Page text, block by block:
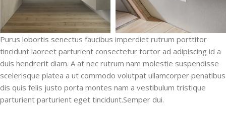
Purus lobortis senectus faucibus imperdiet rutrum porttitor
tincidunt laoreet parturient consectetur tortor ad adipiscing id a
duis hendrerit diam. A at nec rutrum nam molestie suspendisse
scelerisque platea a ut commodo volutpat ullamcorper penatibus
dis quis felis justo porta montes nam a vestibulum tristique
parturient parturient eget tincidunt.Semper dui.